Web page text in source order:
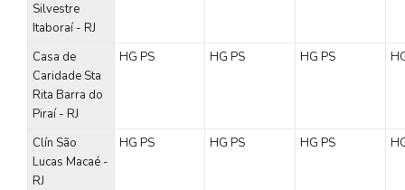
Silvestre
Itaboraí - RJ
Casa de
Caridade Sta
Rita Barra do
Piraí - RJ
HG PS HG PS HG PS
Clín São
Lucas Macaé -
RJ
HG PS HG PS HG PS